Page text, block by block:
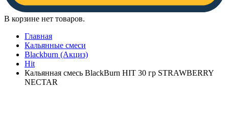
В корзине нет товаров.
Главная
Кальянные смеси
Blackburn (Акциз)
Hit
Кальянная смесь BlackBurn HIT 30 гр STRAWBERRY
NECTAR